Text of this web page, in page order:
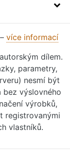
více informací
dílem.
parametry,
nesmí být
bez výslovného
výrobků,
registrovanými
vlastníků.